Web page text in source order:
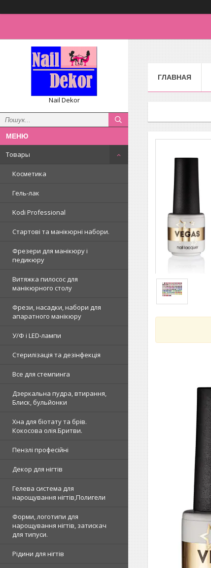
Nail Dekor
Товары
Косметика
Гель-лак
Kodi Professional
Стартові та манікюрні набори.
Фрезери для манікюру і
педикюру
Витяжка пилосос для
манікюрного столу
Фрези, насадки, набори для
апаратного манікюру
У/Ф і LED-лампи
Стерилізація та дезінфекція
Все для стемпинга
Дзеркальна пудра, втирання,
Блиск, бульйонки
Хна для біотату та брів.
Кокосова олія.Бритви.
Пензлі професійні
Декор для нігтів
Гелева система для
нарощування нігтів,Полигели
Форми, логотипи для
нарощування нігтів, затискач
для типуси.
Рідини для нігтів
ГЛАВНАЯ